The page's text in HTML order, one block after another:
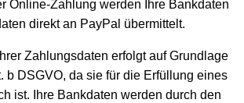
Online-Zahlung werden Ihre Bankdaten
direkt an PayPal übermittelt.
Zahlungsdaten erfolgt auf Grundlage
b DSGVO, da sie für die Erfüllung eines
ist. Ihre Bankdaten werden durch den